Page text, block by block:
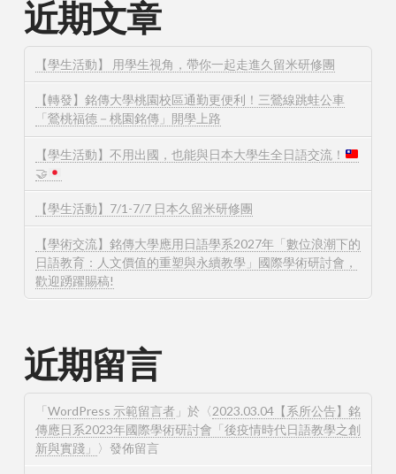
近期文章
【學生活動】 用學生視角，帶你一起走進久留米研修團
【轉發】銘傳大學桃園校區通勤更便利！三鶯線跳蛙公車
「鶯桃福德－桃園銘傳」開學上路
【學生活動】不用出國，也能與日本大學生全日語交流！
🤝
【學生活動】7/1-7/7 日本久留米研修團
【學術交流】銘傳大學應用日語學系2027年「數位浪潮下的
日語教育：人文價值的重塑與永續教學」國際學術研討會，
歡迎踴躍賜稿!
近期留言
「WordPress 示範留言者」於〈2023.03.04【系所公告】銘
傳應日系2023年國際學術研討會「後疫情時代日語教學之創
新與實踐」 〉發佈留言